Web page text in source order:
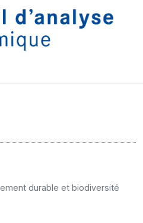
durable et biodiversité